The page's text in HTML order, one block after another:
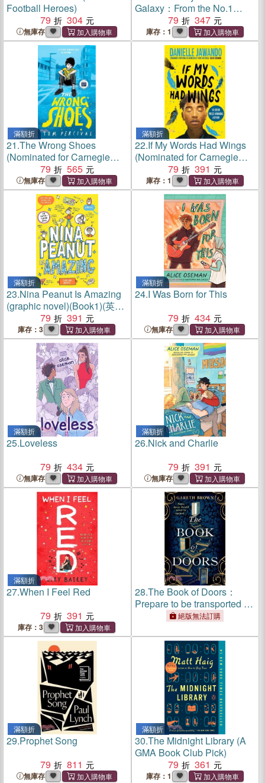
Football Heroes)
79
304
無庫存
Galaxy：From the No.1
bestselling author of HOW
TO TRAIN YOUR DRAGON
79 347
庫存：1
滿額折
21.The Wrong Shoes
(Nominated for Carnegie
Medals 2025)
79 565
無庫存
滿額折
22.If My Words Had Wings
(Nominated for Carnegie
Medals 2025)
79 391
庫存：1
滿額折
23.Nina Peanut Is Amazing
(graphic novel)(Book1)(英國
79 391
庫存：3
滿額折
24.I Was Born for This
79
434
無庫存
滿額折
25.Loveless
79
434
無庫存
滿額折
26.Nick and Charlie
79
391
無庫存
滿額折
27.When I Feel Red
79
391
庫存：3
28.The Book of Doors：
Prepare to be transported by
2024's most magical, mind-
絕版無法訂購
滿額折
29.Prophet Song
79
811
無庫存
滿額折
30.The Midnight Library (A
GMA Book Club Pick)
79
361
庫存：1